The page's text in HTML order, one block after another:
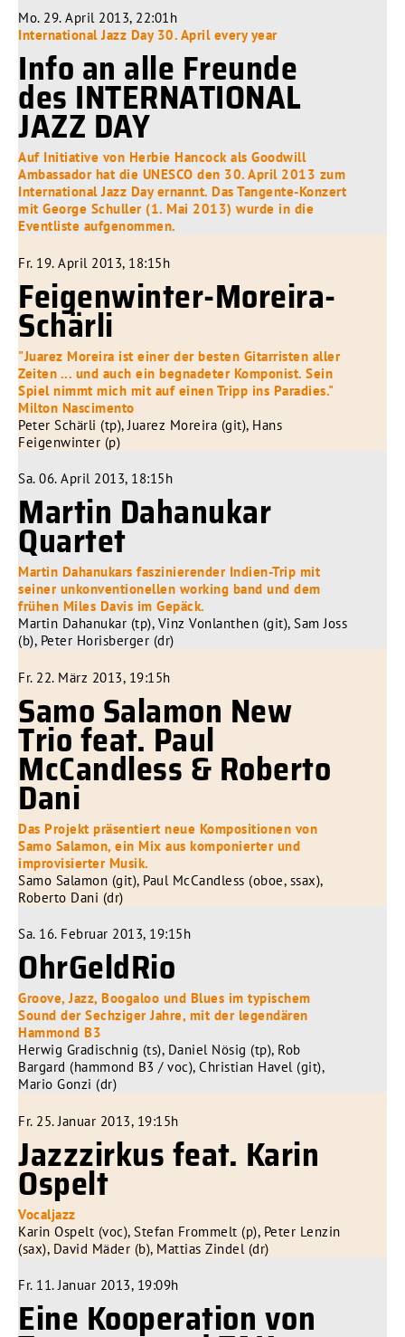
Mo. 29. April 2013, 22:01h
International Jazz Day 30. April every year
Info an alle Freunde
des INTERNATIONAL
JAZZ DAY
Auf Initiative von Herbie Hancock als Goodwill
Ambassador hat die UNESCO den 30. April 2013 zum
International Jazz Day ernannt. Das Tangente-Konzert
mit George Schuller (1. Mai 2013) wurde in die
Eventliste aufgenommen.
Fr. 19. April 2013, 18:15h
Feigenwinter-Moreira-
Schärli
"Juarez Moreira ist einer der besten Gitarristen aller
Zeiten ... und auch ein begnadeter Komponist. Sein
Spiel nimmt mich mit auf einen Tripp ins Paradies."
Milton Nascimento
Peter Schärli (tp), Juarez Moreira (git), Hans
Feigenwinter (p)
Sa. 06. April 2013, 18:15h
Martin Dahanukar
Quartet
Martin Dahanukars faszinierender Indien-Trip mit
seiner unkonventionellen working band und dem
frühen Miles Davis im Gepäck.
Martin Dahanukar (tp), Vinz Vonlanthen (git), Sam Joss
(b), Peter Horisberger (dr)
Fr. 22. März 2013, 19:15h
Samo Salamon New
Trio feat. Paul
McCandless & Roberto
Dani
Das Projekt präsentiert neue Kompositionen von
Samo Salamon, ein Mix aus komponierter und
improvisierter Musik.
Samo Salamon (git), Paul McCandless (oboe, ssax),
Roberto Dani (dr)
Sa. 16. Februar 2013, 19:15h
OhrGeldRio
Groove, Jazz, Boogaloo und Blues im typischem
Sound der Sechziger Jahre, mit der legendären
Hammond B3
Herwig Gradischnig (ts), Daniel Nösig (tp), Rob
Bargard (hammond B3 / voc), Christian Havel (git),
Mario Gonzi (dr)
Fr. 25. Januar 2013, 19:15h
Jazzzirkus feat. Karin
Ospelt
Vocaljazz
Karin Ospelt (voc), Stefan Frommelt (p), Peter Lenzin
(sax), David Mäder (b), Mattias Zindel (dr)
Fr. 11. Januar 2013, 19:09h
Eine Kooperation von